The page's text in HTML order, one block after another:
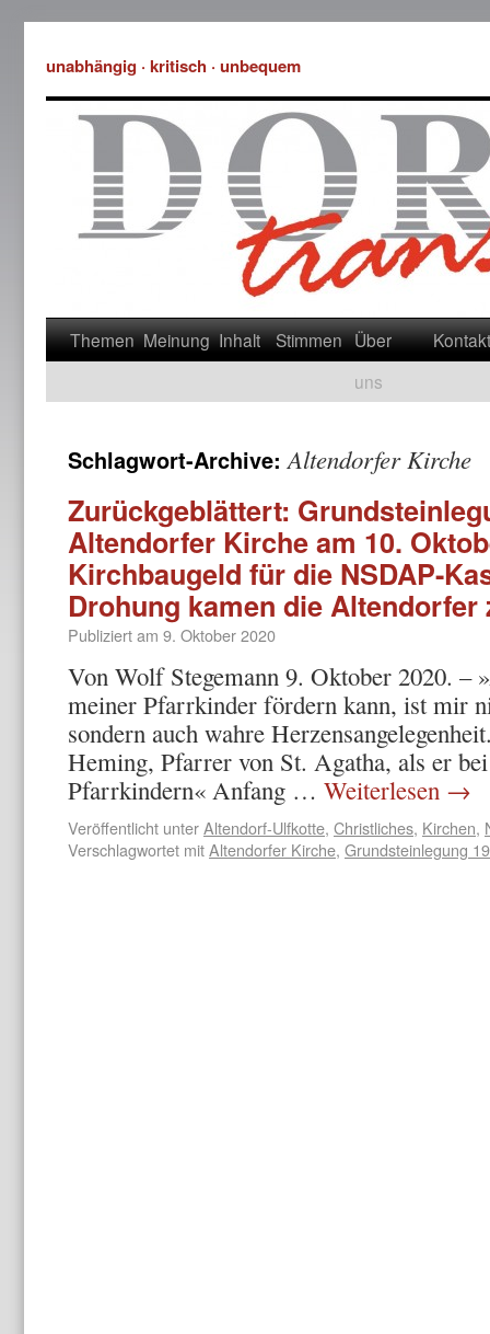
unabhängig · kritisch · unbequem
Themen Meinung Inhalt Stimmen Über
uns
Kontakt
Schlagwort-Archive:Altendorfer Kirche
Zurückgeblättert:
Altendorfer Kirche am 10.
Kirchbaugeld für die NSDAP-
Drohung kamen die
Publiziert am 9. Oktober 2020
Von Wolf Stegemann 9. Oktober 2020. –
meiner Pfarrkinder fördern kann, ist mir
sondern auch wahre
Heming, Pfarrer von St. Agatha, als er
Pfarrkindern« Anfang … Weiterlesen →
Veröffentlicht unterAltendorf-Ulfkotte, Christliches, Kirchen,
Verschlagwortet mitAltendorfer Kirche, Grundsteinlegung